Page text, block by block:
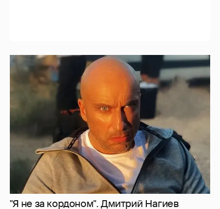
"Я не за кордоном". Дмитрий Нагиев
ответил на слухи о его эмиграции